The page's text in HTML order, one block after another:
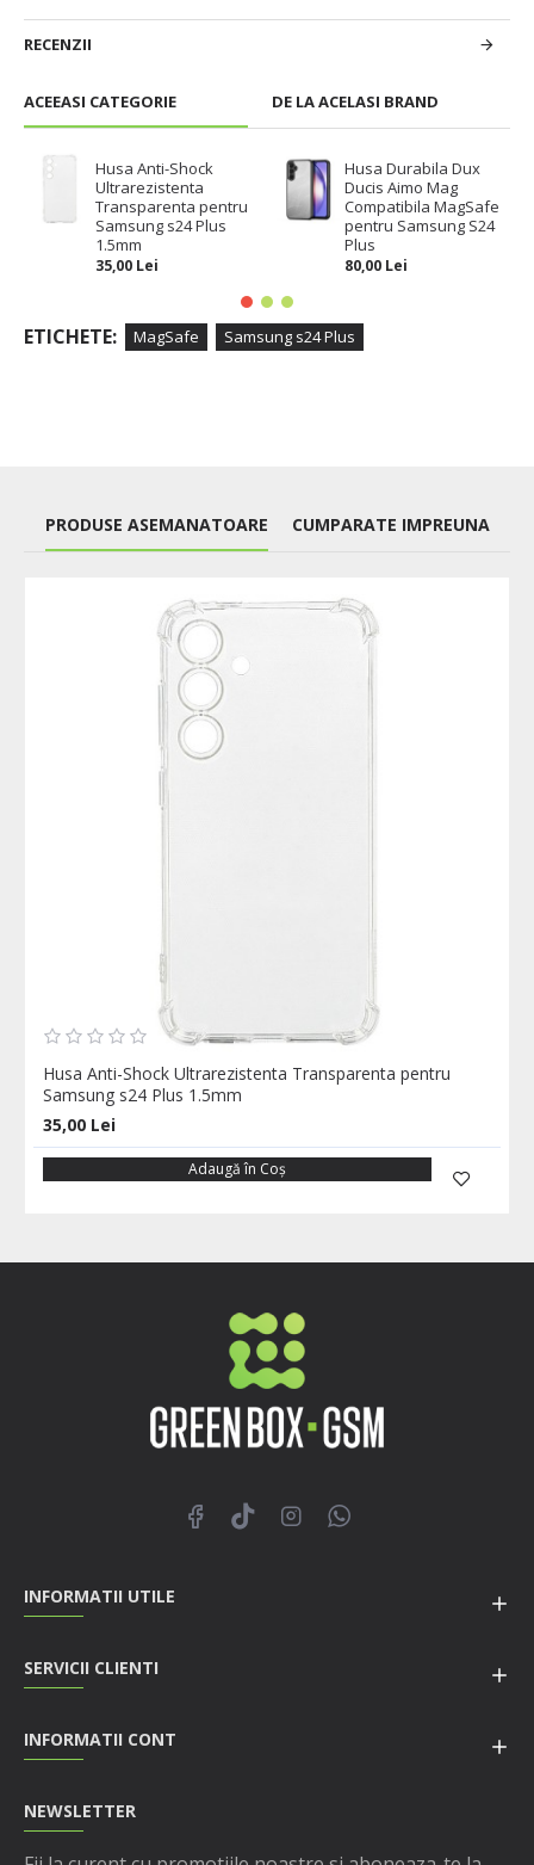
ACEEASI CATEGORIE DE LA ACELASI BRAND
Husa Anti-Shock
Ultrarezistenta
Transparenta pentru
Samsung s24 Plus
1.5mm
35,00 Lei
Husa Durabila Dux
Ducis Aimo Mag
Compatibila MagSafe
pentru Samsung S24
Plus
80,00 Lei
RECENZII
ETICHETE: MagSafe Samsung s24 Plus
PRODUSE ASEMANATOARE CUMPARATE IMPREUNA
Husa Anti-Shock Ultrarezistenta Transparenta pentru
Samsung s24 Plus 1.5mm
35,00 Lei
Adaugă în Coş
INFORMATII UTILE
SERVICII CLIENTI
INFORMATII CONT
NEWSLETTER